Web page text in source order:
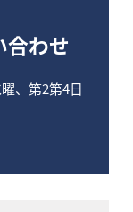
合わせ
、第2第4日